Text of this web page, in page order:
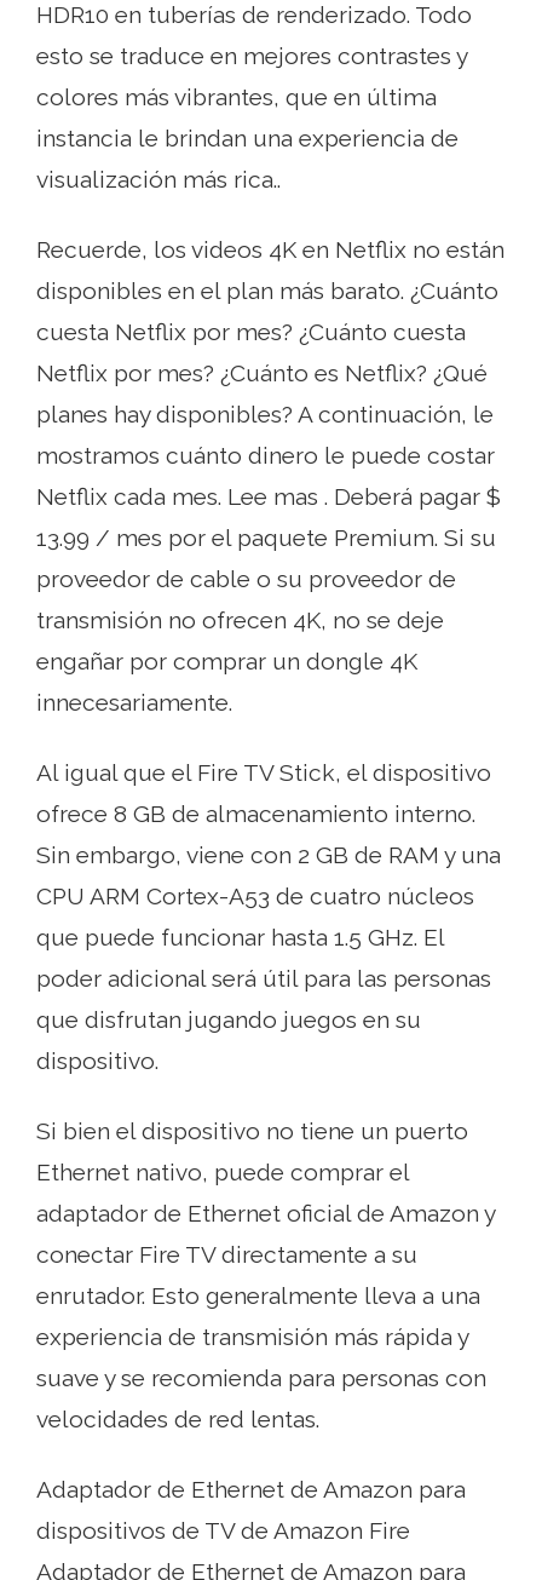
HDR10 en tuberías de renderizado. Todo
esto se traduce en mejores contrastes y
colores más vibrantes, que en última
instancia le brindan una experiencia de
visualización más rica..
Recuerde, los videos 4K en Netflix no están
disponibles en el plan más barato. ¿Cuánto
cuesta Netflix por mes? ¿Cuánto cuesta
Netflix por mes? ¿Cuánto es Netflix? ¿Qué
planes hay disponibles? A continuación, le
mostramos cuánto dinero le puede costar
Netflix cada mes. Lee mas . Deberá pagar $
13.99 / mes por el paquete Premium. Si su
proveedor de cable o su proveedor de
transmisión no ofrecen 4K, no se deje
engañar por comprar un dongle 4K
innecesariamente.
Al igual que el Fire TV Stick, el dispositivo
ofrece 8 GB de almacenamiento interno.
Sin embargo, viene con 2 GB de RAM y una
CPU ARM Cortex-A53 de cuatro núcleos
que puede funcionar hasta 1.5 GHz. El
poder adicional será útil para las personas
que disfrutan jugando juegos en su
dispositivo.
Si bien el dispositivo no tiene un puerto
Ethernet nativo, puede comprar el
adaptador de Ethernet oficial de Amazon y
conectar Fire TV directamente a su
enrutador. Esto generalmente lleva a una
experiencia de transmisión más rápida y
suave y se recomienda para personas con
velocidades de red lentas.
Adaptador de Ethernet de Amazon para
dispositivos de TV de Amazon Fire
Adaptador de Ethernet de Amazon para